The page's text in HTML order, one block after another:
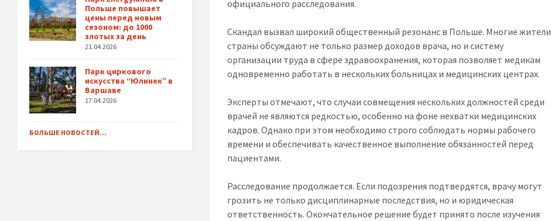
официального расследования.
Скандал вызвал широкий общественный резонанс в Польше. Многие жители
страны обсуждают не только размер доходов врача, но и систему
организации труда в сфере здравоохранения, которая позволяет медикам
одновременно работать в нескольких больницах и медицинских центрах.
Эксперты отмечают, что случаи совмещения нескольких должностей среди
врачей не являются редкостью, особенно на фоне нехватки медицинских
кадров. Однако при этом необходимо строго соблюдать нормы рабочего
времени и обеспечивать качественное выполнение обязанностей перед
пациентами.
Расследование продолжается. Если подозрения подтвердятся, врачу могут
грозить не только дисциплинарные последствия, но и юридическая
ответственность. Окончательное решение будет принято после изучения
Польше повышает
цены перед новым
сезоном: до 1000
злотых за день
21.04.2026
Парк циркового
искусства “Юлинек” в
Варшаве
17.04.2026
БОЛЬШЕ НОВОСТЕЙ...